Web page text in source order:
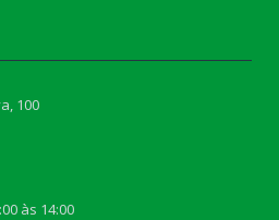
100
às 14:00